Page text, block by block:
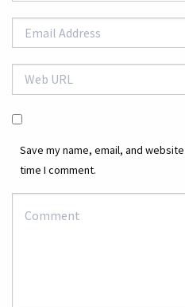
Save my name, email, and
time I comment.